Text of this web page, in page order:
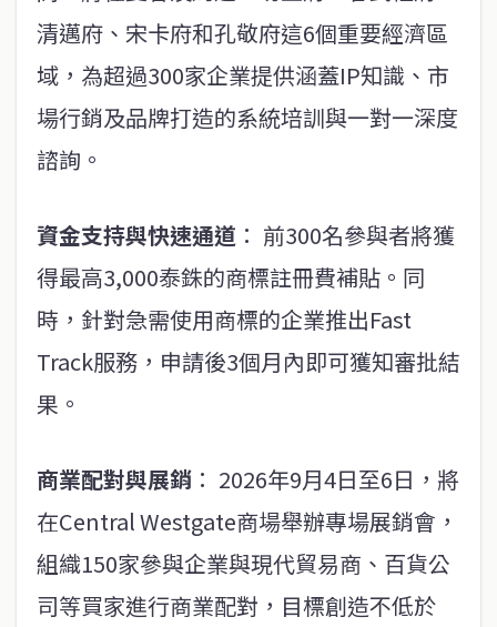
清邁府、宋卡府和孔敬府這6個重要經濟區
域，為超過300家企業提供涵蓋IP知識、市
場行銷及品牌打造的系統培訓與一對一深度
諮詢。
資金支持與快速通道 ： 前300名參與者將獲
得最高3,000泰銖的商標註冊費補貼。同
時，針對急需使用商標的企業推出Fast
Track服務，申請後3個月內即可獲知審批結
果。
商業配對與展銷 ： 2026年9月4日至6日，將
在Central Westgate商場舉辦專場展銷會，
組織150家參與企業與現代貿易商、百貨公
司等買家進行商業配對，目標創造不低於